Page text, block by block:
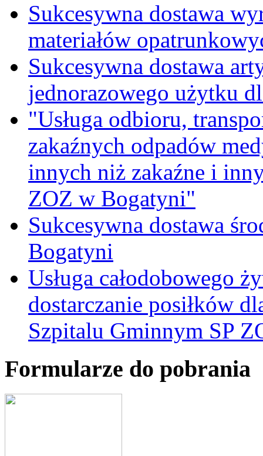
Sukcesywna dostawa
materiałów
Sukcesywna dostawa
jednorazowego użytku
"Usługa odbioru,
zakaźnych odpadów
innych niż zakaźne i
ZOZ w Bogatyni"
Sukcesywna dostawa
Bogatyni
Usługa całodobowego
dostarczanie posiłków
Szpitalu Gminnym SP
Formularze do pobrania